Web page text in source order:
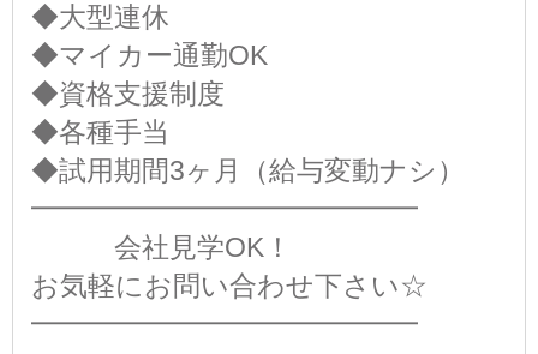
◆大型連休
◆マイカー通勤OK
◆資格支援制度
◆各種手当
◆試用期間3ヶ月（給与変動ナシ）
━━━━━━━━━━━━━━
会社見学OK！
お気軽にお問い合わせ下さい☆
━━━━━━━━━━━━━━